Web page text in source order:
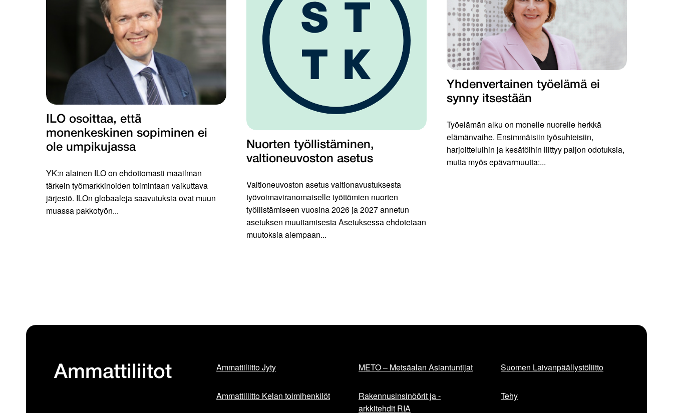
ILO osoittaa, että
monenkeskinen sopiminen ei
ole umpikujassa
YK:n alainen ILO on ehdottomasti maailman
tärkein työmarkkinoiden toimintaan vaikuttava
järjestö. ILOn globaaleja saavutuksia ovat muun
muassa pakkotyön...
Nuorten työllistäminen,
valtioneuvoston asetus
Valtioneuvoston asetus valtionavustuksesta
työvoimaviranomaiselle työttömien nuorten
työllistämiseen vuosina 2026 ja 2027 annetun
asetuksen muuttamisesta Asetuksessa ehdotetaan
muutoksia aiempaan...
Yhdenvertainen työelämä ei
synny itsestään
Työelämän alku on monelle nuorelle herkkä
elämänvaihe. Ensimmäisiin työsuhteisiin,
harjoitteluihin ja kesätöihin liittyy paljon odotuksia,
mutta myös epävarmuutta:...
Ammattiliitot Ammattiliitto Jyty
Ammattiliitto Kelan toimihenkilöt
METO – Metsäalan Asiantuntijat
Rakennusinsinöörit ja -
arkkitehdit RIA
Suomen Laivanpäällystöliitto
Tehy